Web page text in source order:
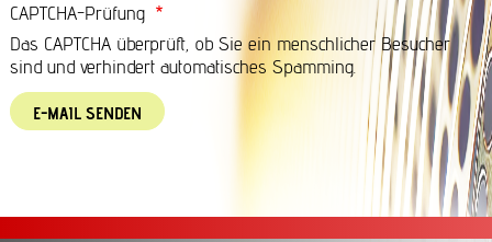
CAPTCHA-Prüfung
Das CAPTCHA überprüft, ob Sie ein menschlicher Besucher
sind und verhindert automatisches Spamming.